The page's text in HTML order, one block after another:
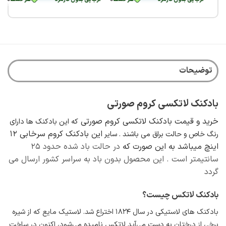
توضیحات
بادکنک لاتکسی کروم صورتی
خرید و قیمت بادکنک لاتکسی کروم صورتی که این بادکنک ها دارای
رنگ خاص و حالت براق می باشند . سایر
این بادکنک کروم سرخابی 12
اینچ میباشد به این صورت که
در حالت باد شده حدود ۲۵
سانتیمتر است . این محصول بدون باد به سراسر کشور ارسال می
گردد
بادکنک لاتکس چیست؟
بادکنک های لاستیکی در سال ۱۸۲۴
اختراع شد. لاستیک مایع که از شیره